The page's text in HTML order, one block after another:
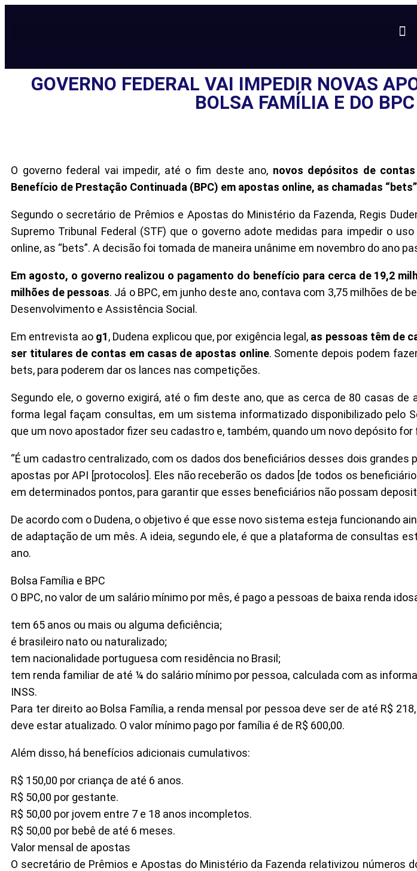
GOVERNO FEDERAL VAI IMPEDIR NOVAS
BOLSA FAMÍLIA E DO
O governo federal vai impedir, até o fim deste ano, novos depósitos de
Benefício de Prestação Continuada (BPC) em apostas online, as chamadas
Segundo o secretário de Prêmios e Apostas do Ministério da Fazenda, Regis
Supremo Tribunal Federal (STF) que o governo adote medidas para impedir o
online, as “bets”. A decisão foi tomada de maneira unânime em novembro do ano
Em agosto, o governo realizou o pagamento do benefício para cerca de 19,2
milhões de pessoas. Já o BPC, em junho deste ano, contava com 3,75 milhões de
Desenvolvimento e Assistência Social.
Em entrevista ao g1, Dudena explicou que, por exigência legal, as pessoas têm de
ser titulares de contas em casas de apostas online. Somente depois podem
bets, para poderem dar os lances nas competições.
Segundo ele, o governo exigirá, até o fim deste ano, que as cerca de 80 casas
forma legal façam consultas, em um sistema informatizado disponibilizado pelo
que um novo apostador fizer seu cadastro e, também, quando um novo depósito
“É um cadastro centralizado, com os dados dos beneficiários desses dois
apostas por API [protocolos]. Eles não receberão os dados [de todos os
em determinados pontos, para garantir que esses beneficiários não possam
De acordo com o Dudena, o objetivo é que esse novo sistema esteja funcionando
de adaptação de um mês. A ideia, segundo ele, é que a plataforma de consultas
ano.
Bolsa Família e BPC
O BPC, no valor de um salário mínimo por mês, é pago a pessoas de baixa renda
tem 65 anos ou mais ou alguma deficiência;
é brasileiro nato ou naturalizado;
tem nacionalidade portuguesa com residência no Brasil;
tem renda familiar de até ¼ do salário mínimo por pessoa, calculada com as
INSS.
Para ter direito ao Bolsa Família, a renda mensal por pessoa deve ser de até R$
deve estar atualizado. O valor mínimo pago por família é de R$ 600,00.
Além disso, há benefícios adicionais cumulativos:
R$ 150,00 por criança de até 6 anos.
R$ 50,00 por gestante.
R$ 50,00 por jovem entre 7 e 18 anos incompletos.
R$ 50,00 por bebê de até 6 meses.
Valor mensal de apostas
O secretário de Prêmios e Apostas do Ministério da Fazenda relativizou números